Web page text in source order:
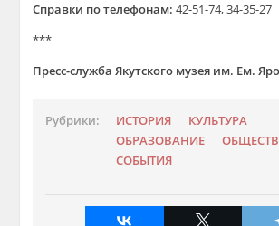
Справки по телефонам: 42-51-74, 34-35-27
***
Пресс-служба Якутского музея им. Ем.
Рубрики: ИСТОРИЯ
КУЛЬТУРА
ОБРАЗОВАНИЕ
СОБЫТИЯ